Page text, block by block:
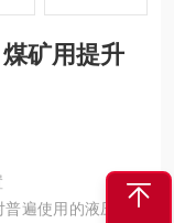
矿用提升
遍使用的液压螺旋